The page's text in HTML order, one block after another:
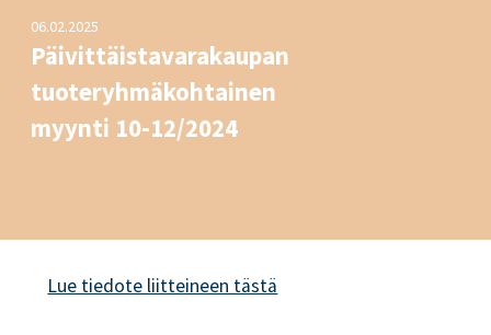
06.02.2025
Päivittäistavarakaupan
tuoteryhmäkohtainen
myynti 10-12/2024
Lue tiedote liitteineen tästä